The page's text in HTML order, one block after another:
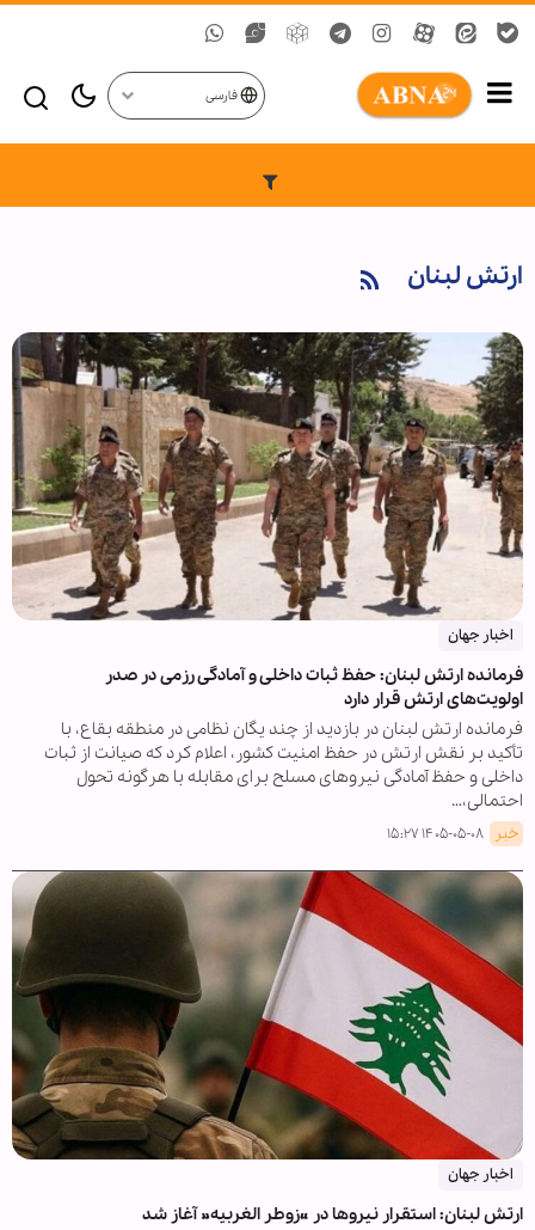
فارسی
ارتش لبنان
اخبار جهان
فرمانده ارتش لبنان: حفظ ثبات داخلی و آمادگی رزمی در صدر
اولویت‌های ارتش قرار دارد
فرمانده ارتش لبنان در بازدید از چند یگان نظامی در منطقه بقاع، با
تأکید بر نقش ارتش در حفظ امنیت کشور، اعلام کرد که صیانت از ثبات
داخلی و حفظ آمادگی نیروهای مسلح برای مقابله با هرگونه تحول
احتمالی،…
خبر ۱۴۰۵-۰۵-۰۸ ۱۵:۲۷
اخبار جهان
ارتش لبنان: استقرار نیروها در «زوطر الغربیه» آغاز شد